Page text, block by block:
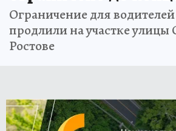
Ограничение для
продлили на участке улицы
Ростове